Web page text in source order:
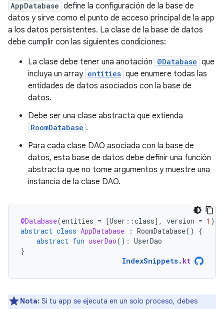
AppDatabase define la configuración de la base de
datos y sirve como el punto de acceso principal de la app
a los datos persistentes. La clase de la base de datos
debe cumplir con las siguientes condiciones:
La clase debe tener una anotación @Database que
incluya un array entities que enumere todas las
entidades de datos asociados con la base de
datos.
Debe ser una clase abstracta que extienda
RoomDatabase .
Para cada clase DAO asociada con la base de
datos, esta base de datos debe definir una función
abstracta que no tome argumentos y muestre una
instancia de la clase DAO.
@Database(entities = [User ::class] , version = 1 )
abstract class AppDatabase : RoomDatabase()
{
abstract fun userDao(): UserDao
}
IndexSnippets. kt
Nota: Si tu app se ejecuta en un solo proceso, debes